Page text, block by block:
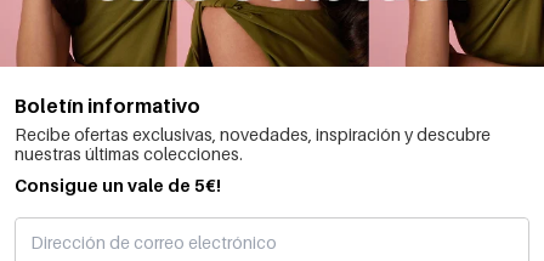
Boletín informativo
Recibe ofertas exclusivas, novedades, inspiración y descubre
nuestras últimas colecciones.
Consigue un vale de 5€!